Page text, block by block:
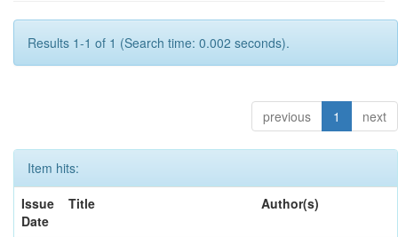
Results 1-1 of 1 (Search time: 0.002 seconds).
previous 1 next
Item hits:
Issue
Date
Title Author(s)